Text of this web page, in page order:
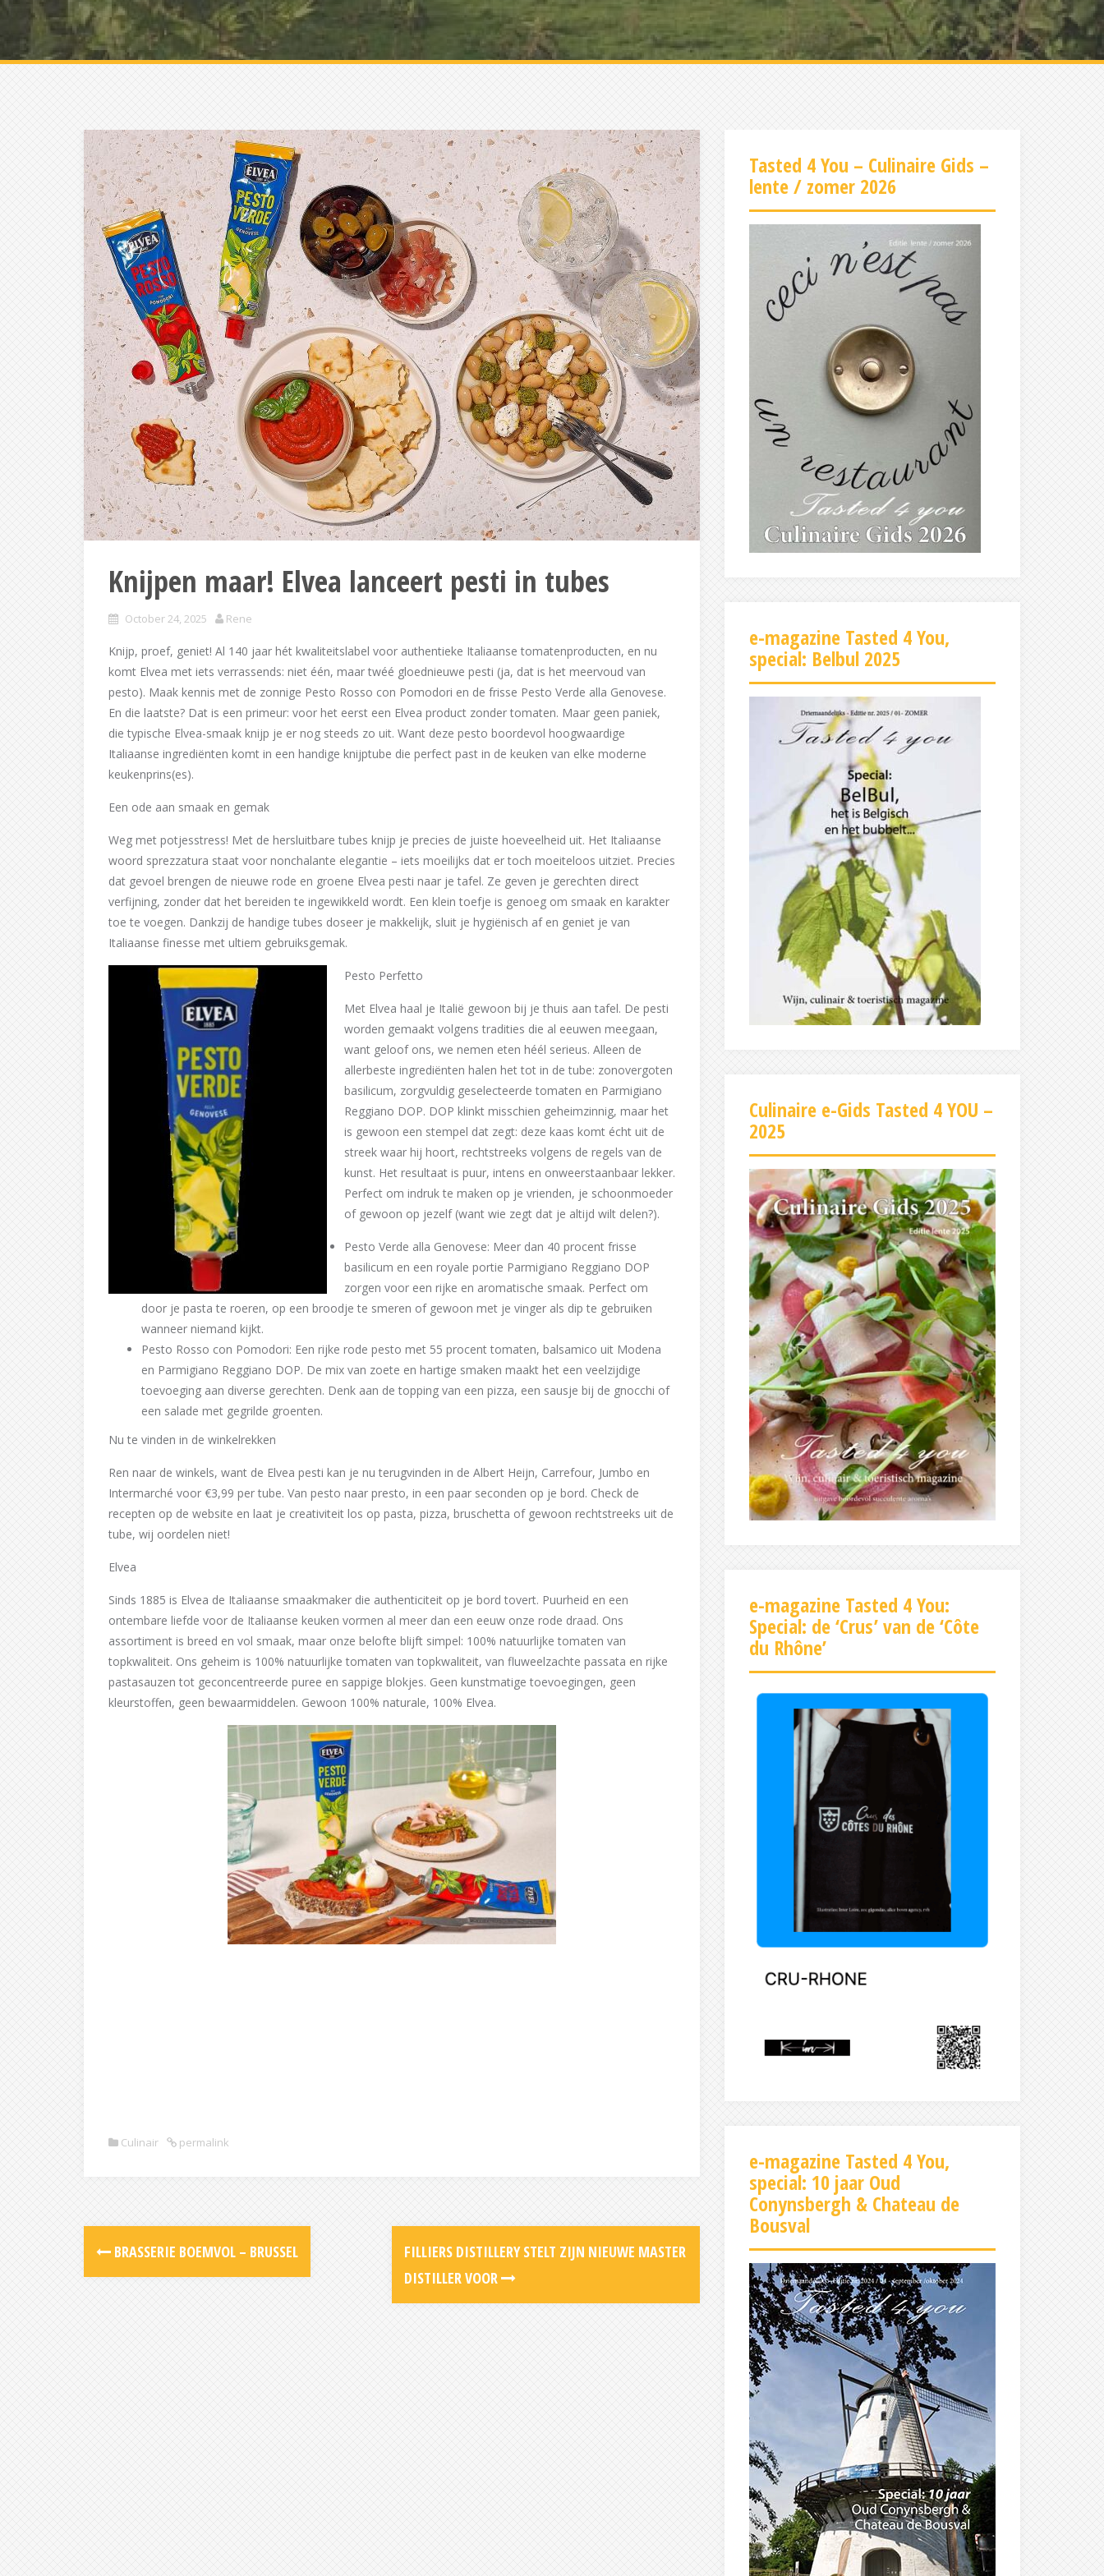
Knijpen maar! Elvea lanceert pesti in tubes
October 24, 2025 Rene
Knijp, proef, geniet! Al 140 jaar hét kwaliteitslabel voor authentieke Italiaanse tomatenproducten, en nu
komt Elvea met iets verrassends: niet één, maar twéé gloednieuwe pesti (ja, dat is het meervoud van
pesto). Maak kennis met de zonnige Pesto Rosso con Pomodori en de frisse Pesto Verde alla Genovese.
En die laatste? Dat is een primeur: voor het eerst een Elvea product zonder tomaten. Maar geen paniek,
die typische Elvea-smaak knijp je er nog steeds zo uit. Want deze pesto boordevol hoogwaardige
Italiaanse ingrediënten komt in een handige knijptube die perfect past in de keuken van elke moderne
keukenprins(es).
Een ode aan smaak en gemak
Weg met potjesstress! Met de hersluitbare tubes knijp je precies de juiste hoeveelheid uit. Het Italiaanse
woord sprezzatura staat voor nonchalante elegantie – iets moeilijks dat er toch moeiteloos uitziet. Precies
dat gevoel brengen de nieuwe rode en groene Elvea pesti naar je tafel. Ze geven je gerechten direct
verfijning, zonder dat het bereiden te ingewikkeld wordt. Een klein toefje is genoeg om smaak en karakter
toe te voegen. Dankzij de handige tubes doseer je makkelijk, sluit je hygiënisch af en geniet je van
Italiaanse finesse met ultiem gebruiksgemak.
Pesto Perfetto
Met Elvea haal je Italië gewoon bij je thuis aan tafel. De pesti
worden gemaakt volgens tradities die al eeuwen meegaan,
want geloof ons, we nemen eten héél serieus. Alleen de
allerbeste ingrediënten halen het tot in de tube: zonovergoten
basilicum, zorgvuldig geselecteerde tomaten en Parmigiano
Reggiano DOP. DOP klinkt misschien geheimzinnig, maar het
is gewoon een stempel dat zegt: deze kaas komt écht uit de
streek waar hij hoort, rechtstreeks volgens de regels van de
kunst. Het resultaat is puur, intens en onweerstaanbaar lekker.
Perfect om indruk te maken op je vrienden, je schoonmoeder
of gewoon op jezelf (want wie zegt dat je altijd wilt delen?).
Pesto Verde alla Genovese: Meer dan 40 procent frisse
basilicum en een royale portie Parmigiano Reggiano DOP
zorgen voor een rijke en aromatische smaak. Perfect om
door je pasta te roeren, op een broodje te smeren of gewoon met je vinger als dip te gebruiken
wanneer niemand kijkt.
Pesto Rosso con Pomodori: Een rijke rode pesto met 55 procent tomaten, balsamico uit Modena
en Parmigiano Reggiano DOP. De mix van zoete en hartige smaken maakt het een veelzijdige
toevoeging aan diverse gerechten. Denk aan de topping van een pizza, een sausje bij de gnocchi of
een salade met gegrilde groenten.
Nu te vinden in de winkelrekken
Ren naar de winkels, want de Elvea pesti kan je nu terugvinden in de Albert Heijn, Carrefour, Jumbo en
Intermarché voor €3,99 per tube. Van pesto naar presto, in een paar seconden op je bord. Check de
recepten op de website en laat je creativiteit los op pasta, pizza, bruschetta of gewoon rechtstreeks uit de
tube, wij oordelen niet!
Elvea
Sinds 1885 is Elvea de Italiaanse smaakmaker die authenticiteit op je bord tovert. Puurheid en een
ontembare liefde voor de Italiaanse keuken vormen al meer dan een eeuw onze rode draad. Ons
assortiment is breed en vol smaak, maar onze belofte blijft simpel: 100% natuurlijke tomaten van
topkwaliteit. Ons geheim is 100% natuurlijke tomaten van topkwaliteit, van fluweelzachte passata en rijke
pastasauzen tot geconcentreerde puree en sappige blokjes. Geen kunstmatige toevoegingen, geen
kleurstoffen, geen bewaarmiddelen. Gewoon 100% naturale, 100% Elvea.
Culinair permalink
Post
navigation
BRASSERIE BOEMVOL – BRUSSEL
FILLIERS DISTILLERY STELT ZIJN NIEUWE MASTER
DISTILLER VOOR
Tasted 4 You – Culinaire Gids –
lente / zomer 2026
e-magazine Tasted 4 You,
special: Belbul 2025
Culinaire e-Gids Tasted 4 YOU –
2025
e-magazine Tasted 4 You:
Special: de ‘Crus’ van de ‘Côte
du Rhône’
e-magazine Tasted 4 You,
special: 10 jaar Oud
Conynsbergh & Chateau de
Bousval